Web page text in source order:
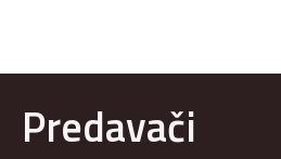
Predavači